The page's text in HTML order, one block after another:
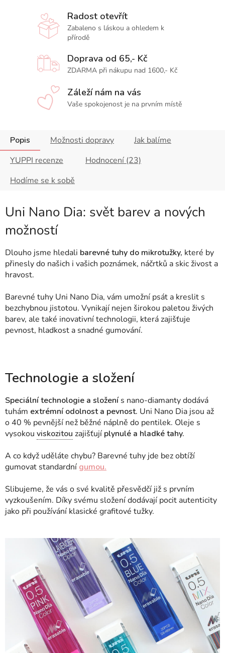
Radost otevřít
Zabaleno s láskou a ohledem k
přírodě
Doprava od 65,- Kč
ZDARMA při nákupu nad 1600,- Kč
Záleží nám na vás
Vaše spokojenost je na prvním místě
Popis Možnosti dopravy
Jak balíme
YUPPI recenze
Hodnocení (23)
Hodíme se k sobě
Uni Nano Dia: svět barev a nových
možností
Dlouho jsme hledali barevné tuhy do mikrotužky, které by
přinesly do našich i vašich poznámek, náčrtků a skic živost a
hravost.
Barevné tuhy Uni Nano Dia, vám umožní psát a kreslit s
bezchybnou jistotou. Vynikají nejen širokou paletou živých
barev, ale také inovativní technologii, která zajišťuje
pevnost, hladkost a snadné gumování.
Technologie a složení
Speciální technologie a složenís nano-diamanty dodává
tuhám extrémní odolnost a pevnost. Uni Nano Dia jsou až
o 40 % pevnější než běžné náplně do pentilek. Oleje s
vysokou viskozitou zajišťují plynulé a hladké tahy.
A co když uděláte chybu? Barevné tuhy jde bez obtíží
gumovat standardní gumou.
Slibujeme, že vás o své kvalitě přesvědčí již s prvním
vyzkoušením. Díky svému složení dodávají pocit autenticity
jako při používání klasické grafitové tužky.